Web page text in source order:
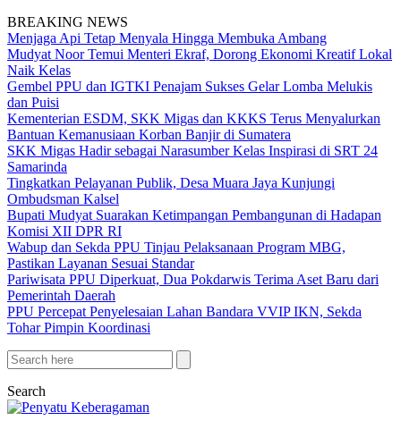
BREAKING NEWS
Menjaga Api Tetap Menyala Hingga Membuka Ambang
Mudyat Noor Temui Menteri Ekraf, Dorong Ekonomi Kreatif Lokal
Naik Kelas
Gembel PPU dan IGTKI Penajam Sukses Gelar Lomba Melukis
dan Puisi
Kementerian ESDM, SKK Migas dan KKKS Terus Menyalurkan
Bantuan Kemanusiaan Korban Banjir di Sumatera
SKK Migas Hadir sebagai Narasumber Kelas Inspirasi di SRT 24
Samarinda
Tingkatkan Pelayanan Publik, Desa Muara Jaya Kunjungi
Ombudsman Kalsel
Bupati Mudyat Suarakan Ketimpangan Pembangunan di Hadapan
Komisi XII DPR RI
Wabup dan Sekda PPU Tinjau Pelaksanaan Program MBG,
Pastikan Layanan Sesuai Standar
Pariwisata PPU Diperkuat, Dua Pokdarwis Terima Aset Baru dari
Pemerintah Daerah
PPU Percepat Penyelesaian Lahan Bandara VVIP IKN, Sekda
Tohar Pimpin Koordinasi
Search